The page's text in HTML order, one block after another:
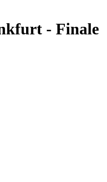
- Finale